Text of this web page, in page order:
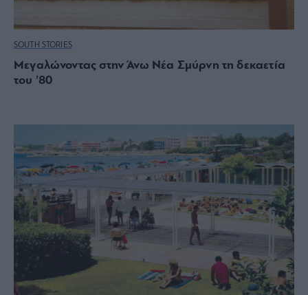
SOUTH STORIES
Μεγαλώνοντας στην Άνω Νέα Σμύρνη τη δεκαετία
του ’80